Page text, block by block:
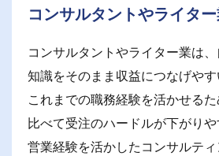
コンサルタントやライタ
コンサルタントやライター業は
知識をそのまま収益につなげやす
これまでの職務経験を活かせる
比べて受注のハードルが下がりや
営業経験を活かしたコンサルテ